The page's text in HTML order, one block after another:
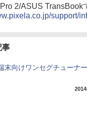
2/ASUS
support/
事
末向けワンセグチューナ